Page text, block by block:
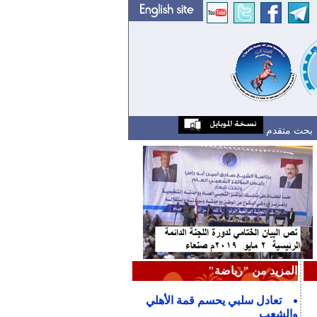
بحث متقدم
المزيد من "رياضة"
تعادل سلبي يحسم قمة الأهلي
والشعب